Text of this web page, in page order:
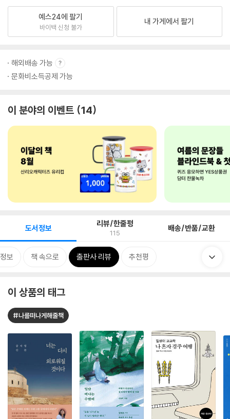
예스24에 팔기
바이백 신청 불가
내 가게에서 팔기
해외배송 가능
문화비소득공제 가능
이 분야의 이벤트 14
도서정보 리뷰/한줄평
115 배송/반품/교환
보 책 속으로 출판사 리뷰 추천평
이 상품의 태그
#나를떠나게해줄책